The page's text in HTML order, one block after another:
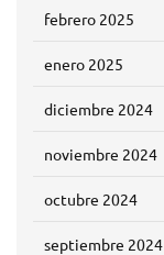
febrero 2025
enero 2025
diciembre 2024
noviembre 2024
octubre 2024
septiembre 2024